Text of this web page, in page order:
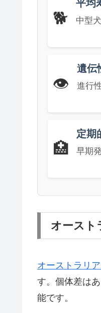
🐕
平均
中型
👁️
遺伝
進行
🏥
定期
早期
オースト
オーストラリ
す。個体差は
能です。